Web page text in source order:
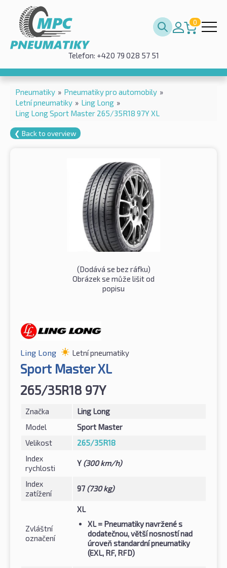
0
Telefon: +420 79 028 57 51
Pneumatiky » Pneumatiky pro automobily »
Letní pneumatiky » Ling Long »
Ling Long Sport Master 265/35R18 97Y XL
❮ Back to overview
(Dodává se bez ráfku)
Obrázek se může lišit od
popisu
Ling Long Letní pneumatiky
Sport Master XL
265/35R18 97Y
Značka
Ling Long
Model
Sport Master
Velikost
265/35R18
Index
rychlosti
Y (300 km/h)
Index
zatížení
97 (730 kg)
Zvláštní
označení
XL
XL = Pneumatiky navržené s
dodatečnou, větší nosností nad
úroveň standardní pneumatiky
(EXL, RF, RFD)